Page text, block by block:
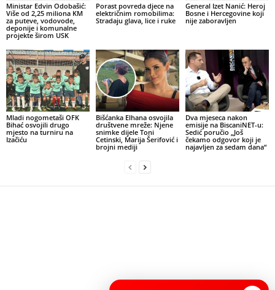
Ministar Edvin Odobašić:
Više od 2,25 miliona KM
za puteve, vodovode,
deponije i komunalne
projekte širom USK
Porast povreda djece na
električnim romobilima:
Stradaju glava, lice i ruke
General Izet Nanić: Heroj
Bosne i Hercegovine koji
nije zaboravljen
Mladi nogometaši OFK
Bihać osvojili drugo
mjesto na turniru na
Izačiću
Bišćanka Elhana osvojila
društvene mreže: Njene
snimke dijele Toni
Cetinski, Marija Šerifović i
brojni mediji
Dva mjeseca nakon
emisije na BiscaniNET-u:
Sedić poručio „Još
čekamo odgovor koji je
najavljen za sedam dana“